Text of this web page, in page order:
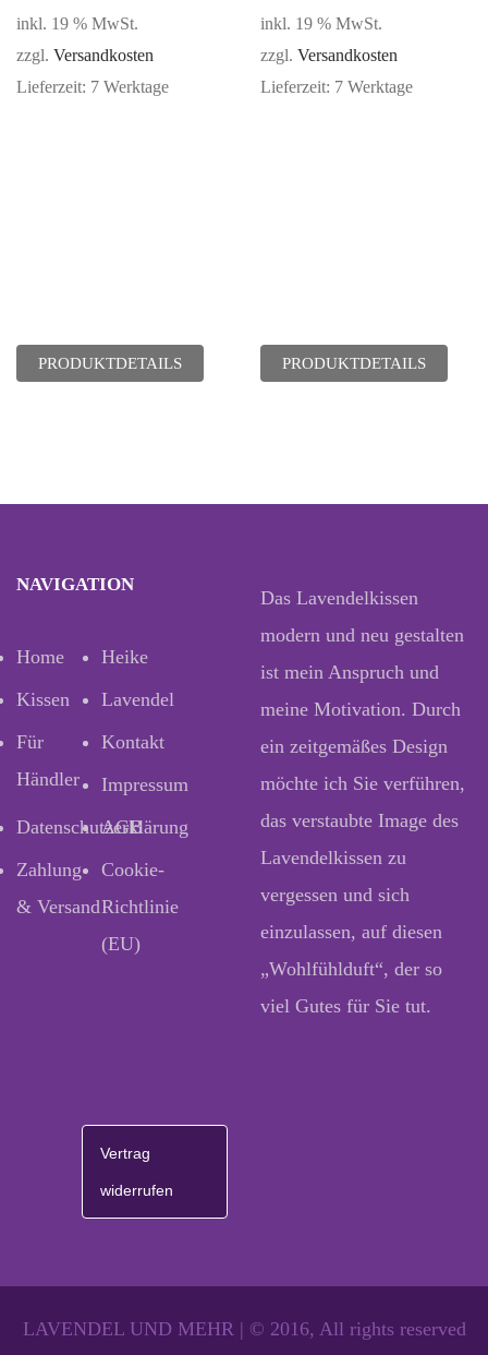
inkl. 19 % MwSt.
zzgl. Versandkosten
Lieferzeit: 7 Werktage
PRODUKTDETAILS
inkl. 19 % MwSt.
zzgl. Versandkosten
Lieferzeit: 7 Werktage
PRODUKTDETAILS
NAVIGATION
Home
Heike
Kissen
Lavendel
Für
Händler
Kontakt
Impressum
Datenschutzerklärung
AGB
Zahlung
& Versand
Cookie-
Richtlinie
(EU)
Das Lavendelkissen
modern und neu gestalten
ist mein Anspruch und
meine Motivation. Durch
ein zeitgemäßes Design
möchte ich Sie verführen,
das verstaubte Image des
Lavendelkissen zu
vergessen und sich
einzulassen, auf diesen
„Wohlfühlduft“, der so
viel Gutes für Sie tut.
Vertrag
widerrufen
LAVENDEL UND MEHR | © 2016, All rights reserved